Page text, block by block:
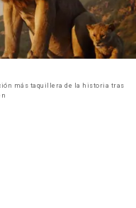
más taquillera de la historia tras